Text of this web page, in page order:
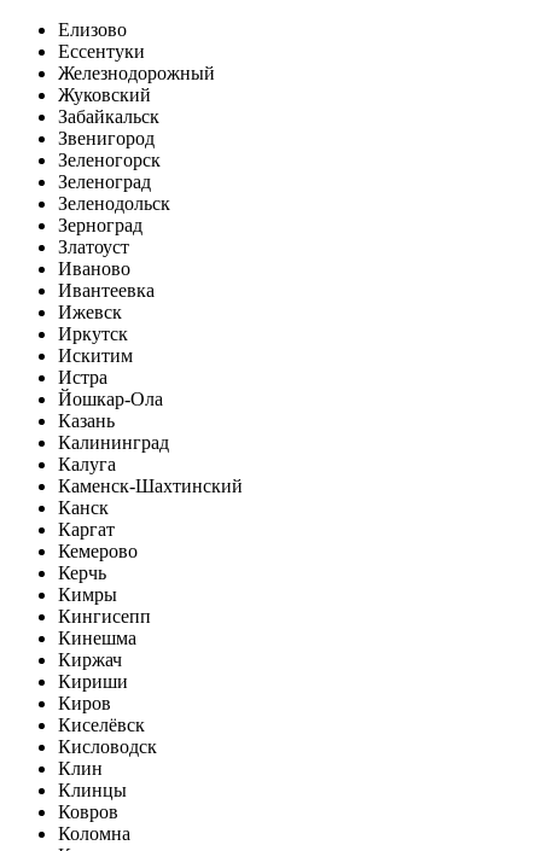
Елизово
Ессентуки
Железнодорожный
Жуковский
Забайкальск
Звенигород
Зеленогорск
Зеленоград
Зеленодольск
Зерноград
Златоуст
Иваново
Ивантеевка
Ижевск
Иркутск
Искитим
Истра
Йошкар-Ола
Казань
Калининград
Калуга
Каменск-Шахтинский
Канск
Каргат
Кемерово
Керчь
Кимры
Кингисепп
Кинешма
Киржач
Кириши
Киров
Киселёвск
Кисловодск
Клин
Клинцы
Ковров
Коломна